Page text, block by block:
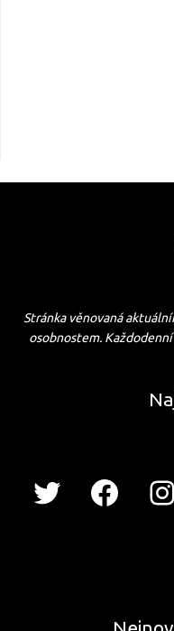
Stránka věnovaná
osobnostem.